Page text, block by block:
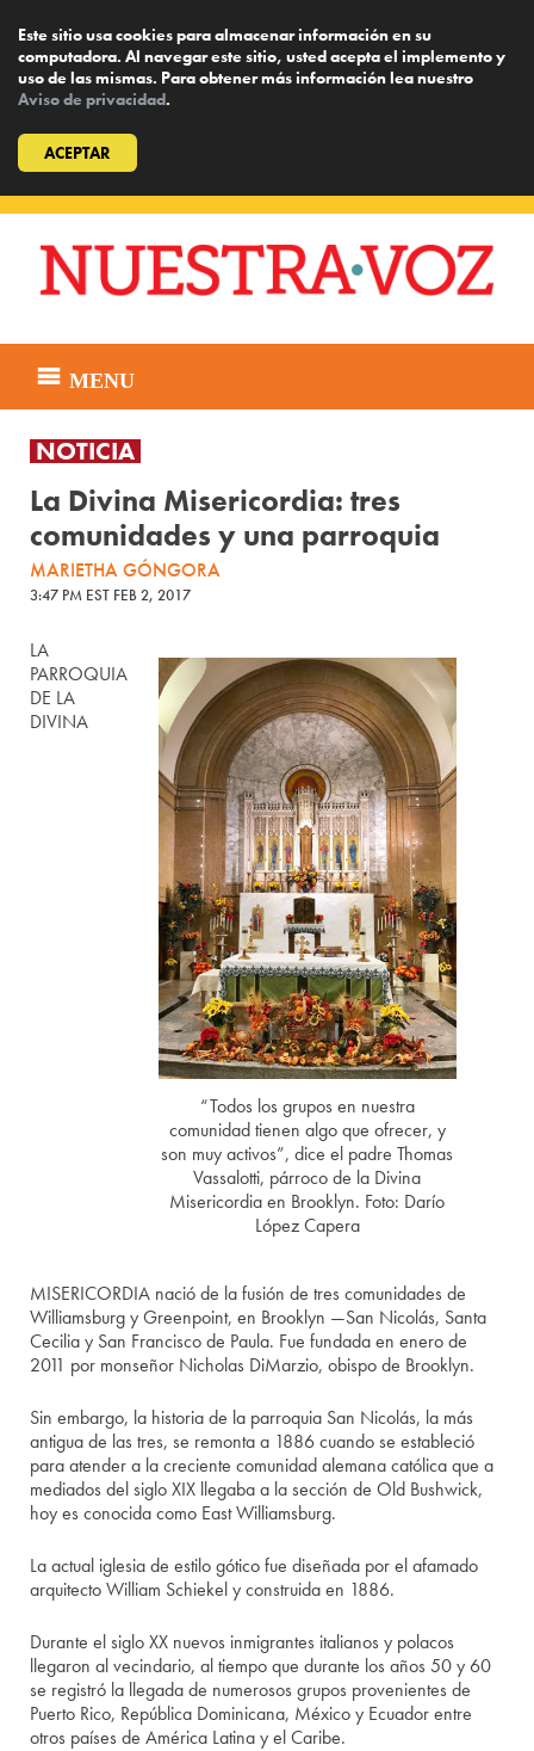
Este sitio usa cookies para almacenar información en su
computadora. Al navegar este sitio, usted acepta el implemento y
uso de las mismas. Para obtener más información lea nuestro
Aviso de privacidad.
ACEPTAR
content
MENU
NOTICIA
La Divina Misericordia: tres
comunidades y una parroquia
MARIETHA GÓNGORA
3:47 PM EST FEB 2, 2017
“Todos los grupos en nuestra
comunidad tienen algo que ofrecer, y
son muy activos”, dice el padre Thomas
Vassalotti, párroco de la Divina
Misericordia en Brooklyn. Foto: Darío
López Capera
LA
PARROQUIA
DE LA
DIVINA
MISERICORDIA nació de la fusión de tres comunidades de
Williamsburg y Greenpoint, en Brooklyn —San Nicolás, Santa
Cecilia y San Francisco de Paula. Fue fundada en enero de
2011 por monseñor Nicholas DiMarzio, obispo de Brooklyn.
Sin embargo, la historia de la parroquia San Nicolás, la más
antigua de las tres, se remonta a 1886 cuando se estableció
para atender a la creciente comunidad alemana católica que a
mediados del siglo XIX llegaba a la sección de Old Bushwick,
hoy es conocida como East Williamsburg.
La actual iglesia de estilo gótico fue diseñada por el afamado
arquitecto William Schiekel y construida en 1886.
Durante el siglo XX nuevos inmigrantes italianos y polacos
llegaron al vecindario, al tiempo que durante los años 50 y 60
se registró la llegada de numerosos grupos provenientes de
Puerto Rico, República Dominicana, México y Ecuador entre
otros países de América Latina y el Caribe.